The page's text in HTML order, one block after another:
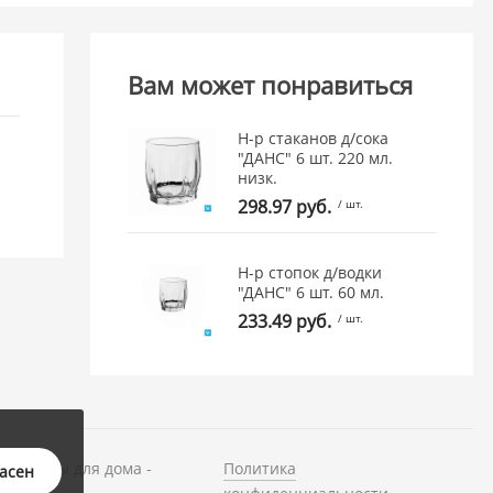
Вам может понравиться
Н-р стаканов д/сока
"ДАНС" 6 шт. 220 мл.
низк.
298.97 руб. / шт.
Н-р стопок д/водки
"ДАНС" 6 шт. 60 мл.
233.49 руб. / шт.
товары для дома -
Политика